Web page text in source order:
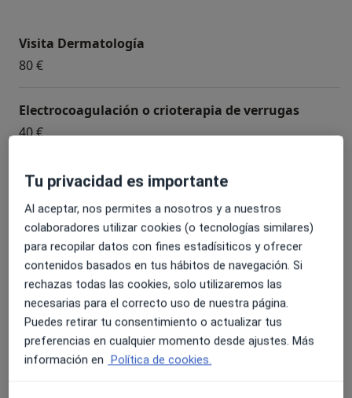
Visita Dermatología
80 €
Electrocoagulación o crioterapia de verrugas
40 €
Cirugía dermatológica
Control y prevención de lunares y pecas
80 €
Biopsia cutánea, subcutánea o mucosa
+ 5 servicios
Tu privacidad es importante
Al aceptar, nos permites a nosotros y a nuestros
colaboradores utilizar cookies (o tecnologías similares)
para recopilar datos con fines estadísiticos y ofrecer
contenidos basados en tus hábitos de navegación. Si
rechazas todas las cookies, solo utilizaremos las
necesarias para el correcto uso de nuestra página.
Puedes retirar tu consentimiento o actualizar tus
preferencias en cualquier momento desde ajustes. Más
información en Política de cookies.